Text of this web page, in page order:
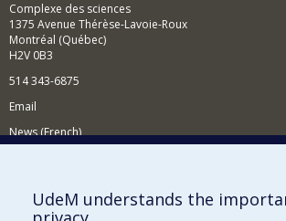
Complexe des sciences
1375 Avenue Thérèse-Lavoie-Roux
Montréal (Québec)
H2V 0B3
514 343-6875
Email
News (French)
Supporting the Department
UdeM understands the